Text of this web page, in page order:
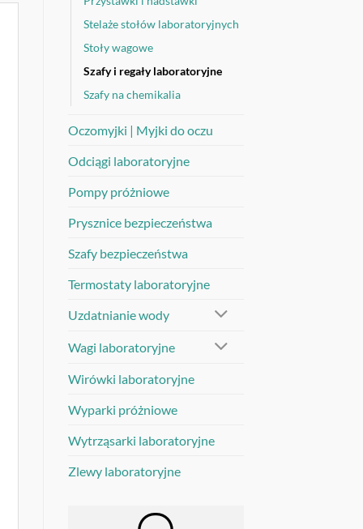
Stelaże stołów laboratoryjnych
Stoły wagowe
Szafy i regały laboratoryjne
Szafy na chemikalia
Oczomyjki | Myjki do oczu
Odciągi laboratoryjne
Pompy próżniowe
Prysznice bezpieczeństwa
Szafy bezpieczeństwa
Termostaty laboratoryjne
Uzdatnianie wody
Wagi laboratoryjne
Wirówki laboratoryjne
Wyparki próżniowe
Wytrząsarki laboratoryjne
Zlewy laboratoryjne